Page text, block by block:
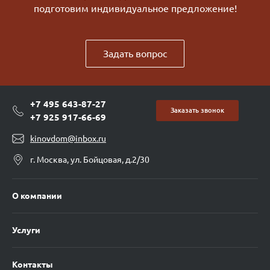
подготовим индивидуальное предложение!
Задать вопрос
+7 495 643-87-27
+7 925 917-66-69
Заказать звонок
kinovdom@inbox.ru
г. Москва, ул. Бойцовая, д.2/30
О компании
Услуги
Контакты